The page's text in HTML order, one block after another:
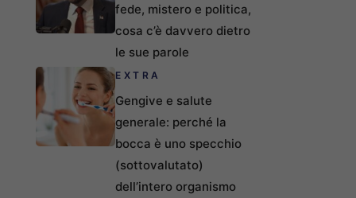
fede, mistero e politica,
cosa c’è davvero dietro
le sue parole
EXTRA
Gengive e salute
generale: perché la
bocca è uno specchio
(sottovalutato)
dell’intero organismo